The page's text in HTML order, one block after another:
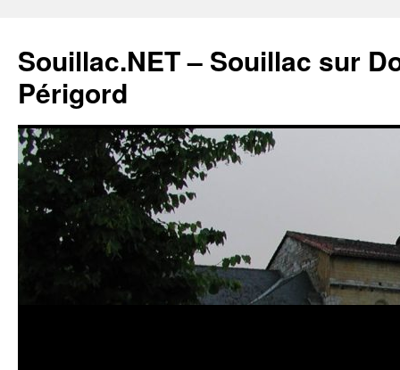
Souillac.NET – Souillac sur
Périgord